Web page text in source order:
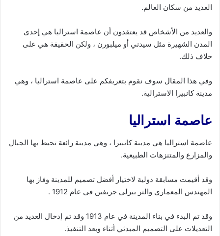
العديد من سكان العالم.
والعديد من الأشخاص قد يعتقدون أن عاصمة استراليا هي إحدى
المدن الشهيرة مثل سيدني أو ميلبورن ، ولكن الحقيقة هي على
خلاف ذلك.
وفي هذا المقال سوف نقوم بتعريفكم على عاصمة استراليا ، وهي
مدينة كانبيرا الاسترالية.
عاصمة استراليا
عاصمة استراليا هي مدينة كانبيرا ، وهي مدينة رائعة تحيط بها الجبال
والمزارع والمتنزهات الطبيعية.
وقد أقيمت مسابقة دولية لاختيار أفضل تصميم للمدينة وفاز بها
المهندس المعماري والتر بيرلي جريفين في عام 1912 .
وقد تم البدء في بناء المدينة في عام 1913 وقد تم إدخال العديد من
التعديلات على التصميم المبدئي أثناء وبعد التنفيذ.